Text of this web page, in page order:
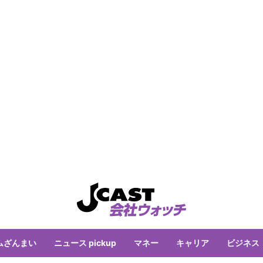
ざんまい ニュース pickup マネー キャリア ビジネス